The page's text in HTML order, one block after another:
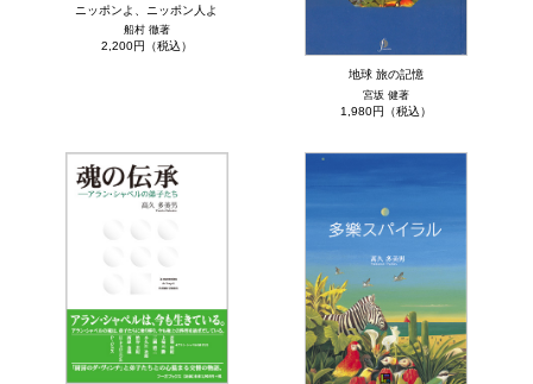
ニッポンよ、ニッポン人よ
船村 徹著
2,200円（税込）
地球 旅の記憶
宮坂 健著
1,980円（税込）